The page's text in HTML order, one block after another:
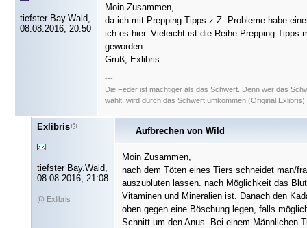
tiefster Bay.Wald,
08.08.2016, 20:50
Moin Zusammen,
da ich mit Prepping Tipps z.Z. Probleme habe
ich es hier. Vieleicht ist die Reihe Prepping Tipps
geworden.
Gruß, Exlibris
---
Die Feder ist mächtiger als das Schwert. Denn wer das
wählt, wird durch das Schwert umkommen.(Original Exlibris)
Exlibris
tiefster Bay.Wald,
08.08.2016, 21:08
@ Exlibris
Aufbrechen von Wild
Moin Zusammen,
nach dem Töten eines Tiers schneidet man/
auszubluten lassen. nach Möglichkeit das
Vitaminen und Mineralien ist. Danach den
oben gegen eine Böschung legen, falls
Schnitt um den Anus. Bei einem Männlichen